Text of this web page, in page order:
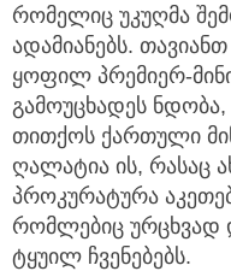
რომელიც უკუღმა
ადამიანებს.
ყოფილ პრემიერ-
გამოუცხადეს
თითქოს ქართული
ღალატია ის, რასაც
პროკურატურა
რომლებიც ურცხვად
ტყუილ ჩვენებებს.